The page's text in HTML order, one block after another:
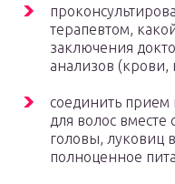
терапевтом,
заключения
анализов (крови,
соединить
для волос
головы, луковиц
полноценное